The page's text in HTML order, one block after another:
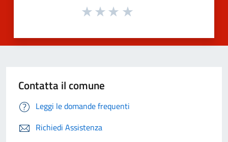
Contatta il comune
Leggi le domande frequenti
Richiedi Assistenza